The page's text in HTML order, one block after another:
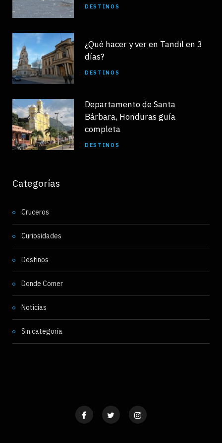
DESTINOS
¿Qué hacer y ver en Tandil en 3
días?
DESTINOS
Departamento de Santa
Bárbara, Honduras guía
completa
DESTINOS
Categorías
Cruceros
Curiosidades
Destinos
Donde Comer
Noticias
Sin categoría